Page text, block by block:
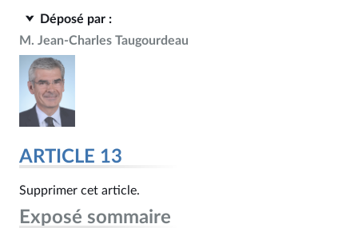
Déposé par :
M. Jean-Charles Taugourdeau
ARTICLE 13
Supprimer cet article.
Exposé sommaire